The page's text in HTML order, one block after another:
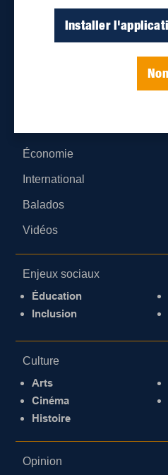
Installer
Non
Économie
International
Balados
Vidéos
Enjeux sociaux
Éducation
Inclusion
Culture
Arts
Cinéma
Histoire
Opinion